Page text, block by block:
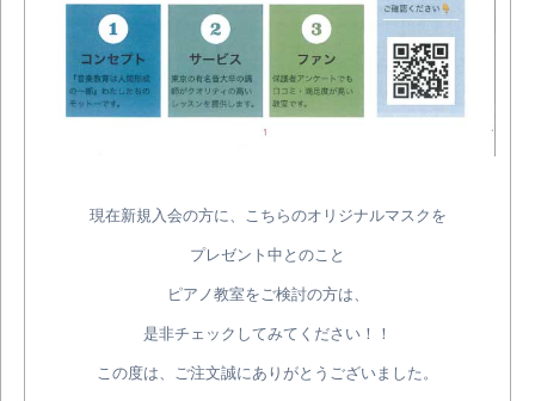
現在新規入会の方に、こちらのオリジナルマスクを
プレゼント中とのこと
ピアノ教室をご検討の方は、
是非チェックしてみてください！！
この度は、ご注文誠にありがとうございました。